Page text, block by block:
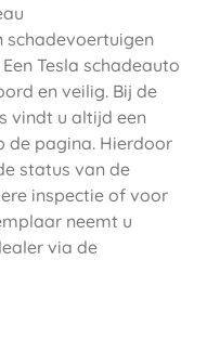
Tesla schadeauto
en veilig. Bij de
vindt u altijd een
de pagina. Hierdoor
status van de
inspectie of voor
neemt u
via de